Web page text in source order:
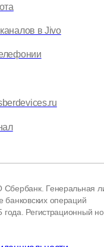
в Jivo
Генеральная
банковских операций
года. Регистрационный